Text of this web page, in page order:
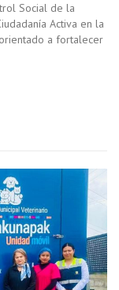
Social de la
Activa en la
a fortalecer